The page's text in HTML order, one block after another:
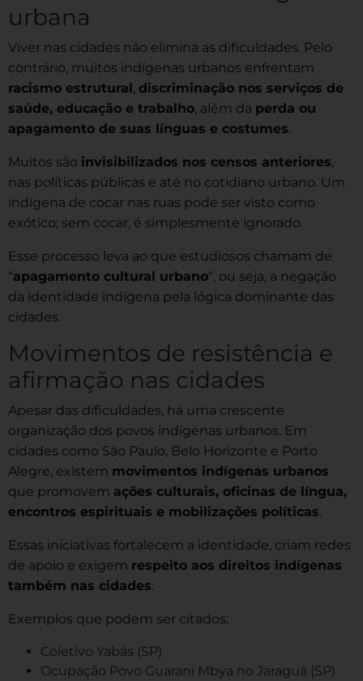
urbana
Viver nas cidades não elimina as dificuldades. Pelo
contrário, muitos indígenas urbanos enfrentam
racismo estrutural, discriminação nos serviços de
saúde, educação e trabalho, além da perda ou
apagamento de suas línguas e costumes.
Muitos são invisibilizados nos censos anteriores,
nas políticas públicas e até no cotidiano urbano. Um
indígena de cocar nas ruas pode ser visto como
exótico; sem cocar, é simplesmente ignorado.
Esse processo leva ao que estudiosos chamam de
“apagamento cultural urbano“, ou seja, a negação
da identidade indígena pela lógica dominante das
cidades.
Movimentos de resistência e
afirmação nas cidades
Apesar das dificuldades, há uma crescente
organização dos povos indígenas urbanos. Em
cidades como São Paulo, Belo Horizonte e Porto
Alegre, existem movimentos indígenas urbanos
que promovem ações culturais, oficinas de língua,
encontros espirituais e mobilizações políticas.
Essas iniciativas fortalecem a identidade, criam redes
de apoio e exigem respeito aos direitos indígenas
também nas cidades.
Exemplos que podem ser citados:
Coletivo Yabás (SP)
Ocupação Povo Guarani Mbya no Jaraguá (SP)